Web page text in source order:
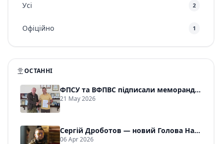
Усі 2
Офіційно 1
ОСТАННІ
ФПСУ та ВФПВС підписали меморандум про співпрацю
21 May 2026
Сергій Дроботов — новий Голова Національної колегії суддів ФПСУ
06 Apr 2026